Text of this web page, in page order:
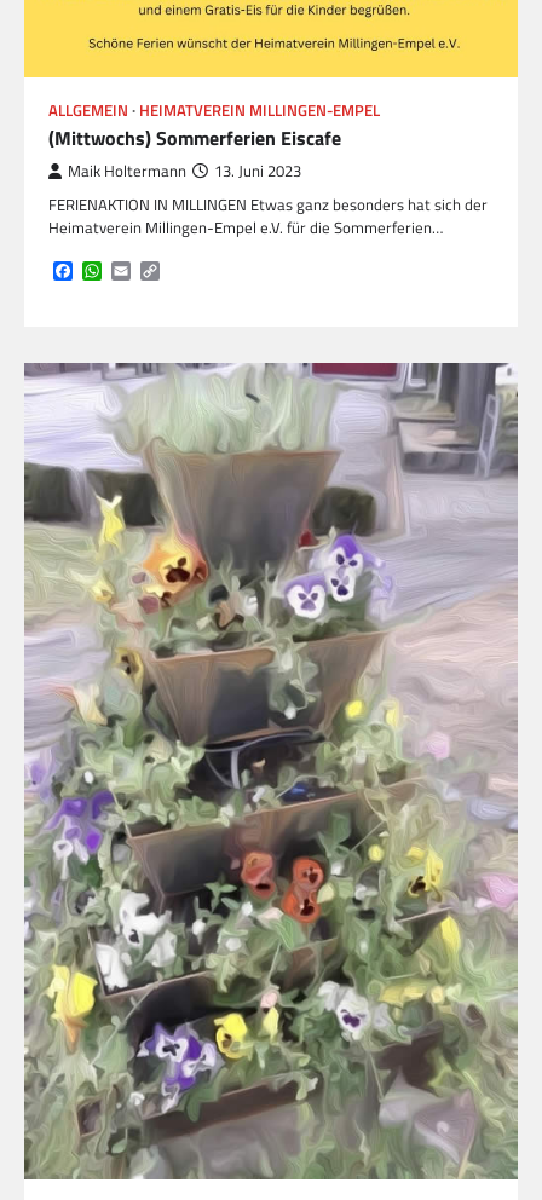
ALLGEMEIN HEIMATVEREIN MILLINGEN-EMPEL
(Mittwochs) Sommerferien Eiscafe
Maik Holtermann 13. Juni 2023
FERIENAKTION IN MILLINGEN Etwas ganz besonders hat sich der
Heimatverein Millingen-Empel e.V. für die Sommerferien…
Facebook
WhatsApp
Email